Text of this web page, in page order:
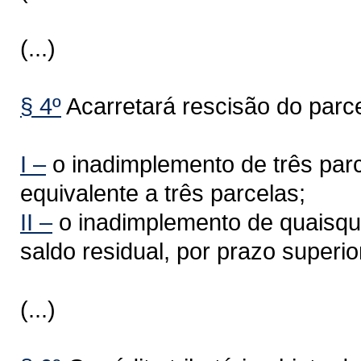
(...)
§ 4ºAcarretará rescisão do
I –o inadimplemento de três
equivalente a três parcelas;
II –o inadimplemento de
saldo residual, por prazo
(...)